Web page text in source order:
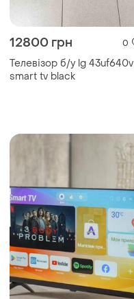
12800 грн 0
Телевізор б/у lg 43uf640v
smart tv black